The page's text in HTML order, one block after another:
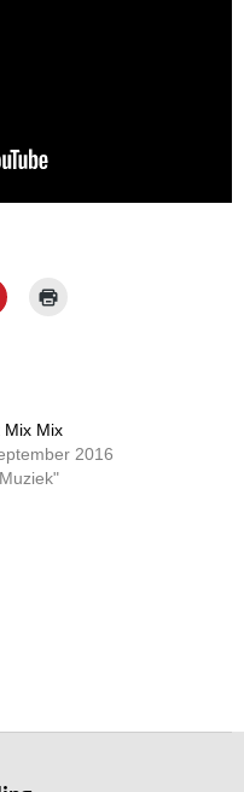
Mix Mix
2016